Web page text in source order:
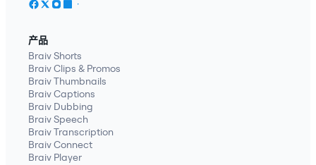
产品
Braiv Shorts
Braiv Clips & Promos
Braiv Thumbnails
Braiv Captions
Braiv Dubbing
Braiv Speech
Braiv Transcription
Braiv Connect
Braiv Player